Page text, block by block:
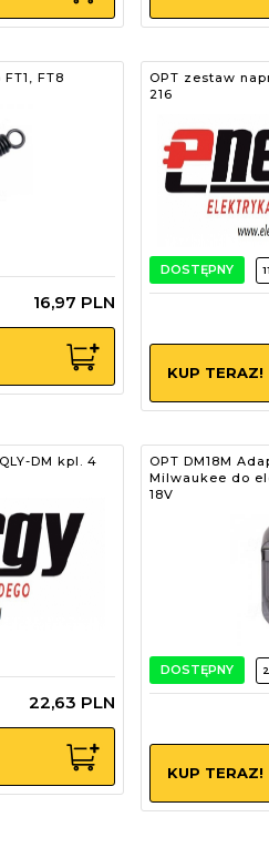
FT8
16,97 PLN
OPT zestaw
216
DOSTĘPNY
KUP TERAZ!
DM kpl. 4
22,63 PLN
OPT DM18M
Milwaukee do
18V
DOSTĘPNY
KUP TERAZ!